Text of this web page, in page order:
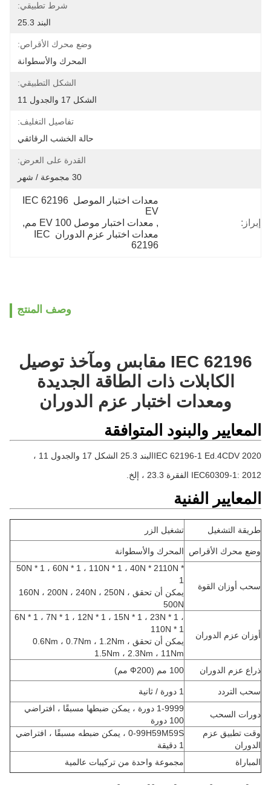
شرط تطبيقي:
البند 25.3
وضع محرك الأقراص:
المحرك والأسطوانة
الشكل التطبيقي:
الشكل 17 والجدول 11
تفاصيل التغليف:
حالة الخشب الرقائقي
القدرة على العرض:
30 مجموعة / شهر
إبراز:
معدات اختبار الموصل IEC 62196
EV
, معدات اختبار موصل EV 100 مم
,
معدات اختبار عزم الدوران IEC
62196
وصف المنتج
IEC 62196 مقابس ومآخذ توصيل
الكابلات ذات الطاقة الجديدة
ومعدات اختبار عزم الدوران
المعايير والبنود المتوافقة
IEC 62196-1 Ed.4CDV 2020البند 25.3 الشكل 17 والجدول 11 ،
IEC60309-1: 2012 الفقرة 23.3 ، إلخ.
المعايير الفنية
طريقة التشغيل تشغيل الزر
وضع محرك الأقراص المحرك والأسطوانة
سحب أوزان القوة
50N * 1 ، 60N * 1 ، 110N * 1 ، 40N * 2110N *
يمكن أن تحقق 160N ، 200N ، 240N ، 250N ،
500N
أوزان عزم الدوران
6N * 1 ، 7N * 1 ، 12N * 1 ، 15N * 1 ، 23N * 1 ،
110N * 1
يمكن أن تحقق 0.6Nm ، 0.7Nm ، 1.2Nm ،
1.5Nm ، 2.3Nm ، 11Nm
ذراع عزم الدوران
100 مم (Ф200 مم)
سحب التردد
دورات السحب
1-9999 دورة ، يمكن ضبطها مسبقًا ، افتراضي
100 دورة
وقت تطبيق عزم
الدوران
0-99H59M59S ، يمكن ضبطه مسبقًا ، افتراضي
المباراة
مجموعة واحدة من تركيبات عالمية